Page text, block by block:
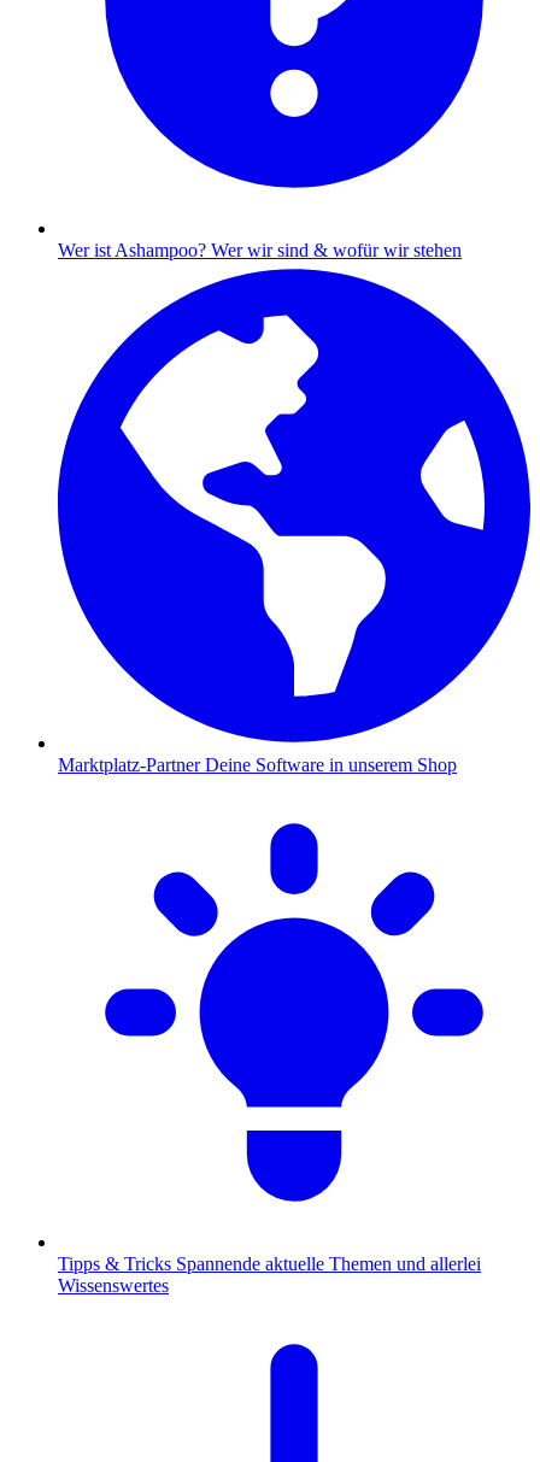
Wer ist Ashampoo? Wer wir sind & wofür wir stehen
Marktplatz-Partner Deine Software in unserem Shop
Tipps & Tricks Spannende aktuelle Themen und allerlei
Wissenswertes